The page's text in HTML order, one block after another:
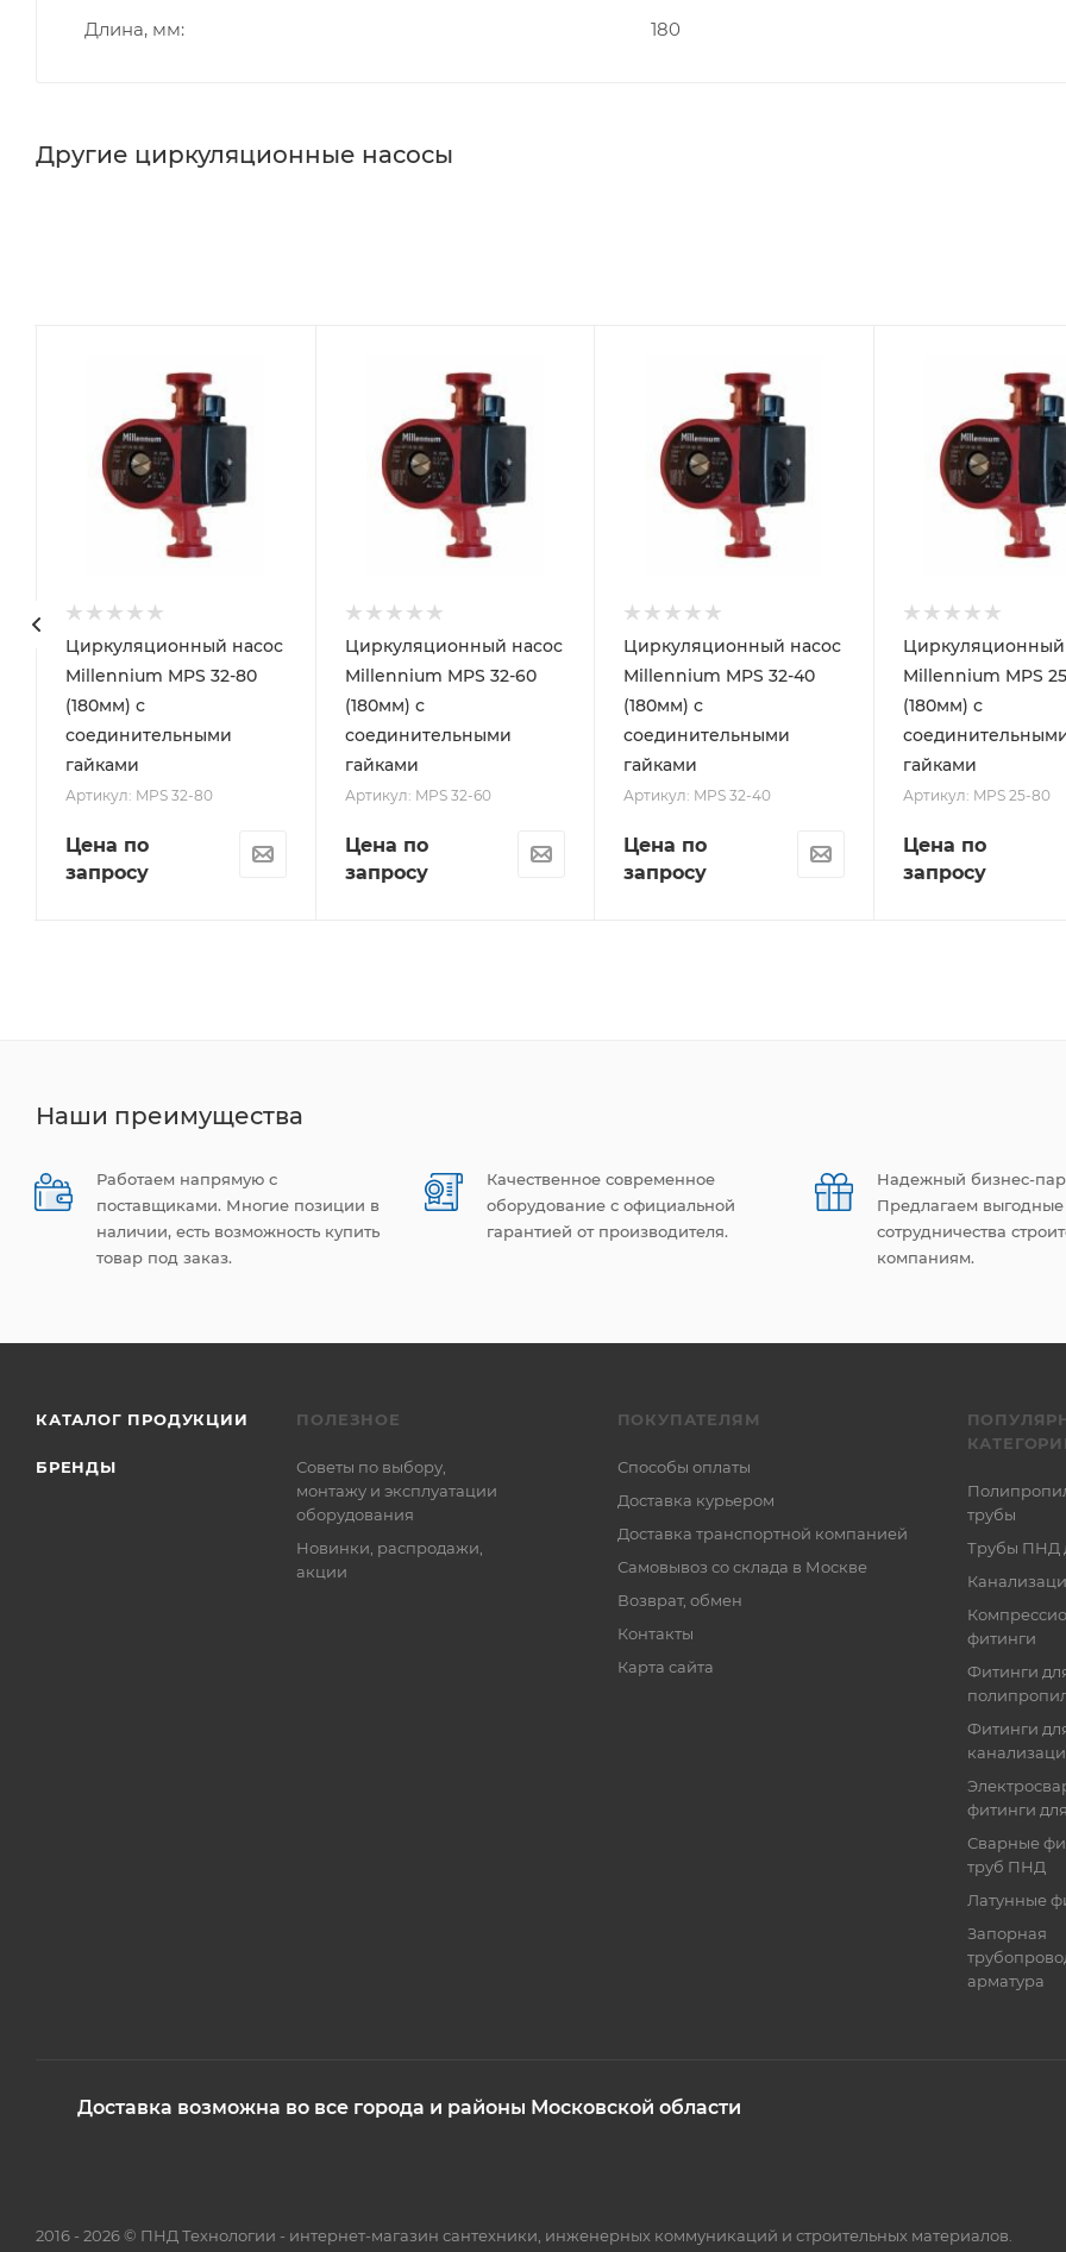
Длина, мм
180
Другие циркуляционные насосы
Циркуляционный насос
Millennium MPS 32-80
(180мм) с
соединительными
гайками
Артикул: MPS 32-80
Цена по
запросу
Циркуляционный насос
Millennium MPS 32-60
(180мм) с
соединительными
гайками
Артикул: MPS 32-60
Цена по
запросу
Циркуляционный насос
Millennium MPS 32-40
(180мм) с
соединительными
гайками
Артикул: MPS 32-40
Цена по
запросу
Циркуляционный
Millennium MPS
(180мм) с
гайками
Артикул: MPS 25-80
Цена по
запросу
Наши преимущества
Работаем напрямую с
поставщиками. Многие позиции в
наличии, есть возможность купить
товар под заказ.
Качественное современное
оборудование с официальной
гарантией от производителя.
Надежный бизнес-
Предлагаем выгодные
сотрудничества
компаниям.
КАТАЛОГ ПРОДУКЦИИ
БРЕНДЫ
ПОЛЕЗНОЕ
Советы по выбору,
монтажу и эксплуатации
оборудования
Новинки, распродажи,
акции
ПОКУПАТЕЛЯМ
Способы оплаты
Доставка курьером
Доставка транспортной компанией
Самовывоз со склада в Москве
Возврат, обмен
Контакты
Карта сайта
трубы
Трубы ПНД
фитинги
Фитинги
Фитинги
фитинги
Сварные
труб ПНД
Латунные
Запорная
арматура
Доставка возможна во все города и районы Московской области
2016 - 2026 © ПНД Технологии - интернет-магазин сантехники, инженерных коммуникаций и строительных материалов.